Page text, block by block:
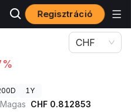
Regisztráció
CHF
1Y
Magas CHF 0.812853